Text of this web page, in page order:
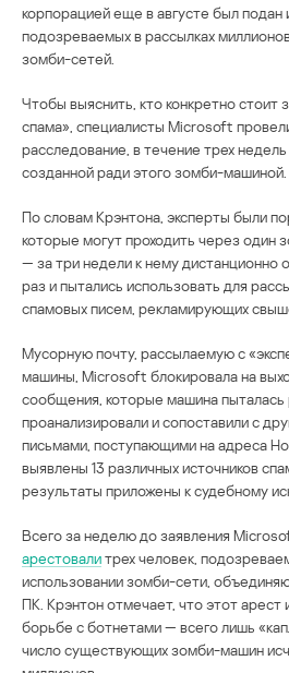
корпорацией еще в августе был подан
подозреваемых в рассылках
зомби-сетей.
Чтобы выяснить, кто конкретно стоит
спама», специалисты Microsoft
расследование, в течение трех
созданной ради этого зомби-машиной.
По словам Крэнтона, эксперты были
которые могут проходить через один
— за три недели к нему дистанционно
раз и пытались использовать для
спамовых писем, рекламирующих
Мусорную почту, рассылаемую с
машины, Microsoft блокировала на
сообщения, которые машина пыталась
проанализировали и сопоставили с
письмами, поступающими на адреса
выявлены 13 различных источников
результаты приложены к судебному
Всего за неделю до заявления
арестовалитрех человек,
использовании зомби-сети,
ПК. Крэнтон отмечает, что этот арест
борьбе с ботнетами — всего лишь
число существующих зомби-машин